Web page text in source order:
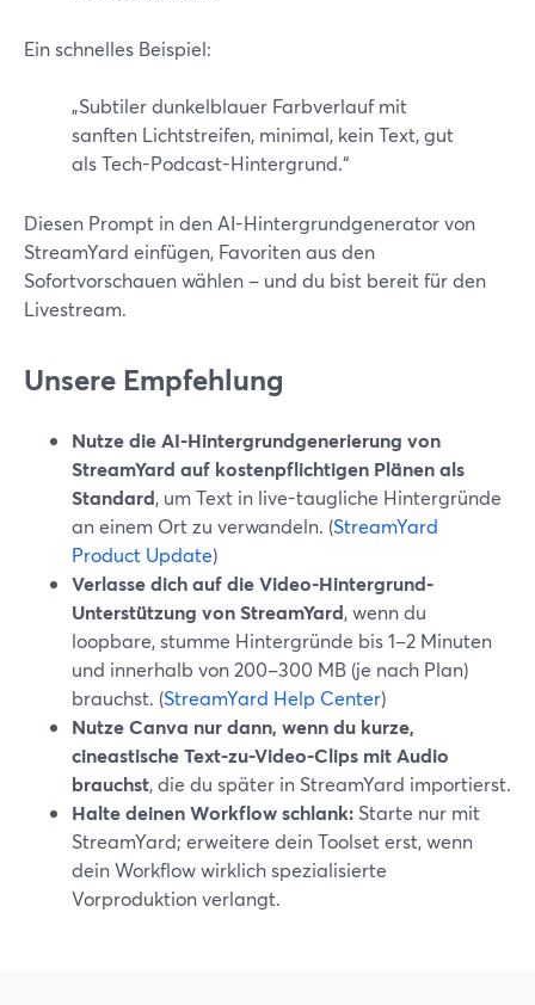
Ein schnelles Beispiel:
„Subtiler dunkelblauer Farbverlauf mit
sanften Lichtstreifen, minimal, kein Text, gut
als Tech-Podcast-Hintergrund.“
Diesen Prompt in den AI-Hintergrundgenerator von
StreamYard einfügen, Favoriten aus den
Sofortvorschauen wählen – und du bist bereit für den
Livestream.
Unsere Empfehlung
Nutze die AI-Hintergrundgenerierung von
StreamYard auf kostenpflichtigen Plänen als
Standard, um Text in live-taugliche Hintergründe
an einem Ort zu verwandeln. (StreamYard
Product Update)
Verlasse dich auf die Video-Hintergrund-
Unterstützung von StreamYard, wenn du
loopbare, stumme Hintergründe bis 1–2 Minuten
und innerhalb von 200–300 MB (je nach Plan)
brauchst. (StreamYard Help Center)
Nutze Canva nur dann, wenn du kurze,
cineastische Text-zu-Video-Clips mit Audio
brauchst, die du später in StreamYard importierst.
Halte deinen Workflow schlank: Starte nur mit
StreamYard; erweitere dein Toolset erst, wenn
dein Workflow wirklich spezialisierte
Vorproduktion verlangt.